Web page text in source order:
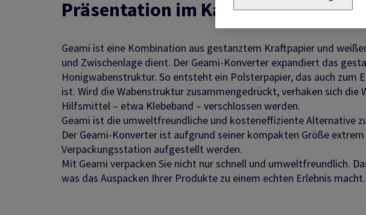
Präsentation im Karton
Geami ist eine Kombination aus gestanztem Kraftpapier und
und Zwischenlage dient. Der Geami-Konverter expandiert das
Honigwabenstruktur. So entsteht ein Polsterpapier, das auch
ist. Wird die Wabenstruktur zusammengedrückt, verhaken sich die
Hilfsmittel – etwa Klebeband – verschlossen werden.
Geami ist die umweltfreundliche und kosteneffiziente Alternative
Der Geami-Konverter ist aufgrund seiner kompakten Größe
Verpackungsstation aufgestellt werden.
Mit Geami verpacken Sie nicht nur schnell und umweltfreundlich.
was das Auspacken Ihrer Produkte zu einem echten Erlebnis macht.